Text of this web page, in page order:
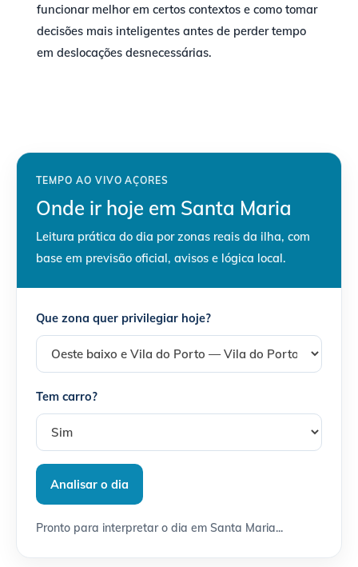
funcionar melhor em certos contextos e como tomar
decisões mais inteligentes antes de perder tempo
em deslocações desnecessárias.
TEMPO AO VIVO AÇORES
Onde ir hoje em Santa Maria
Leitura prática do dia por zonas reais da ilha, com
base em previsão oficial, avisos e lógica local.
Que zona quer privilegiar hoje?
Tem carro?
Analisar o dia
Pronto para interpretar o dia em Santa Maria...